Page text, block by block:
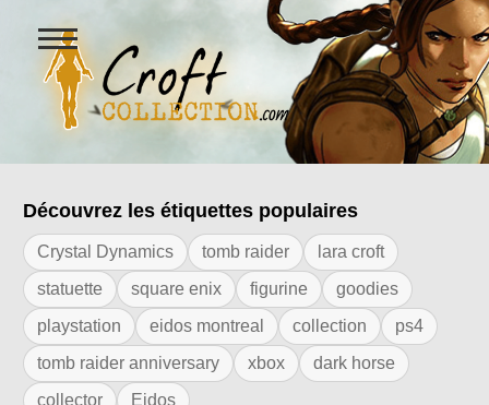
Figurines Lara Croft et
Ouvrir
le
menu
Résultats de l'étiquette "replica watch"
Découvrez les étiquettes populaires
Crystal Dynamics tomb raider
lara croft
statuette
square enix figurine
goodies
playstation
eidos montreal collection
ps4
tomb raider anniversary
xbox
dark horse
collector
Eidos